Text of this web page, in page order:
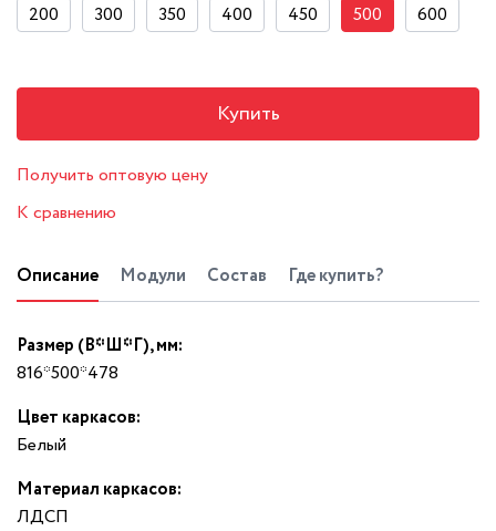
200
300 350 400 450 500 600
Купить
Получить оптовую цену
К сравнению
Описание Модули Состав Где купить?
Размер (В*Ш*Г), мм:
816*500*478
Цвет каркасов:
Белый
Материал каркасов:
ЛДСП